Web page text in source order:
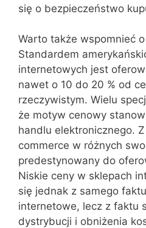
się o bezpieczeństwo
Warto także wspomnieć
Standardem
internetowych jest
nawet o 10 do 20 % od
rzeczywistym. Wielu
że motyw cenowy
handlu elektronicznego.
commerce w różnych
predestynowany do
Niskie ceny w sklepach
się jednak z samego
internetowe, lecz z faktu
dystrybucji i obniżenia